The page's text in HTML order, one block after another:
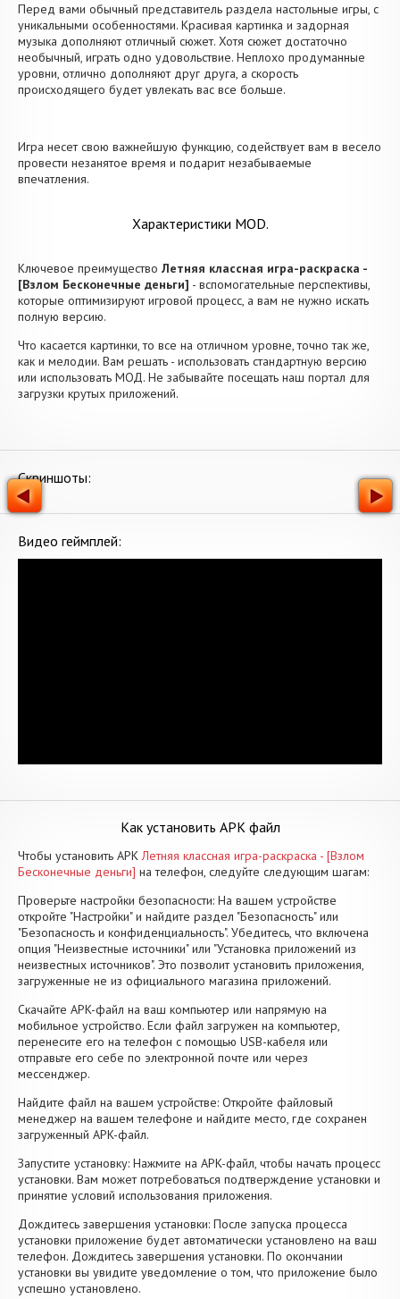
Перед вами обычный представитель раздела настольные игры, с
уникальными особенностями. Красивая картинка и задорная
музыка дополняют отличный сюжет. Хотя сюжет достаточно
необычный, играть одно удовольствие. Неплохо продуманные
уровни, отлично дополняют друг друга, а скорость
происходящего будет увлекать вас все больше.
Игра несет свою важнейшую функцию, содействует вам в весело
провести незанятое время и подарит незабываемые
впечатления.
Характеристики MOD.
Ключевое преимуществоЛетняя классная игра-раскраска -
[Взлом Бесконечные деньги] - вспомогательные перспективы,
которые оптимизируют игровой процесс, а вам не нужно искать
полную версию.
Что касается картинки, то все на отличном уровне, точно так же,
как и мелодии. Вам решать - использовать стандартную версию
или использовать МОД. Не забывайте посещать наш портал для
загрузки крутых приложений.
Скриншоты:
Видео геймплей:
Как установить APK файл
Чтобы установить APK Летняя классная игра-раскраска - [Взлом
Бесконечные деньги] на телефон, следуйте следующим шагам:
Проверьте настройки безопасности: На вашем устройстве
откройте "Настройки" и найдите раздел "Безопасность" или
"Безопасность и конфиденциальность". Убедитесь, что включена
опция "Неизвестные источники" или "Установка приложений из
неизвестных источников". Это позволит установить приложения,
загруженные не из официального магазина приложений.
Скачайте APK-файл на ваш компьютер или напрямую на
мобильное устройство. Если файл загружен на компьютер,
перенесите его на телефон с помощью USB-кабеля или
отправьте его себе по электронной почте или через
мессенджер.
Найдите файл на вашем устройстве: Откройте файловый
менеджер на вашем телефоне и найдите место, где сохранен
загруженный APK-файл.
Запустите установку: Нажмите на APK-файл, чтобы начать процесс
установки. Вам может потребоваться подтверждение установки и
принятие условий использования приложения.
Дождитесь завершения установки: После запуска процесса
установки приложение будет автоматически установлено на ваш
телефон. Дождитесь завершения установки. По окончании
установки вы увидите уведомление о том, что приложение было
успешно установлено.